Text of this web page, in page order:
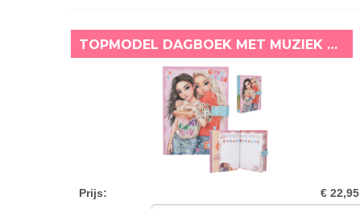
TOPMODEL DAGBOEK MET MUZIEK GOOD VIBES
Prijs: € 22,95